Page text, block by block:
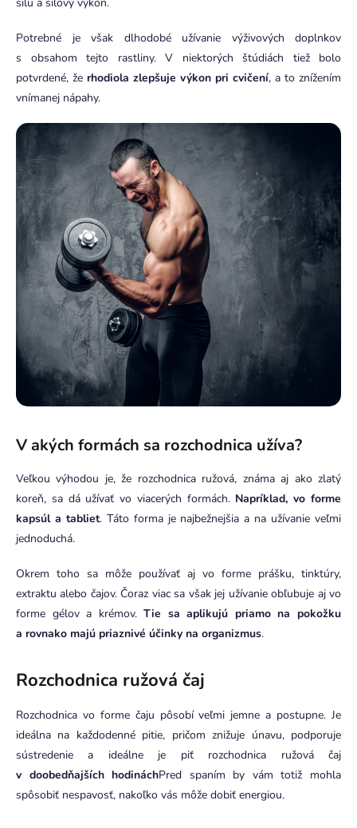
Potrebné je však dlhodobé užívanie výživových doplnkov
s obsahom tejto rastliny. V niektorých štúdiách tiež bolo
potvrdené, že rhodiola zlepšuje výkon pri cvičení, a to znížením
vnímanej nápahy.
V akých formách sa rozchodnica užíva?
Veľkou výhodou je, že rozchodnica ružová, známa aj ako zlatý
koreň, sa dá užívať vo viacerých formách. Napríklad, vo forme
kapsúl a tabliet. Táto forma je najbežnejšia a na užívanie veľmi
jednoduchá.
Okrem toho sa môže používať aj vo forme prášku, tinktúry,
extraktu alebo čajov. Čoraz viac sa však jej užívanie obľubuje aj vo
forme gélov a krémov.Tie sa aplikujú priamo na pokožku
a rovnako majú priaznivé účinky na organizmus.
Rozchodnica ružová čaj
Rozchodnica vo forme čaju pôsobí veľmi jemne a postupne. Je
ideálna na každodenné pitie, pričom znižuje únavu, podporuje
sústredenie a ideálne je piť rozchodnica ružová čaj
v doobedňajších hodináchPred spaním by vám totiž mohla
spôsobiť nespavosť, nakoľko vás môže dobiť energiou.